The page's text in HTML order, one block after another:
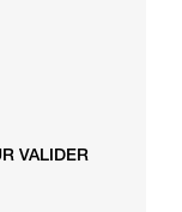
VALIDER